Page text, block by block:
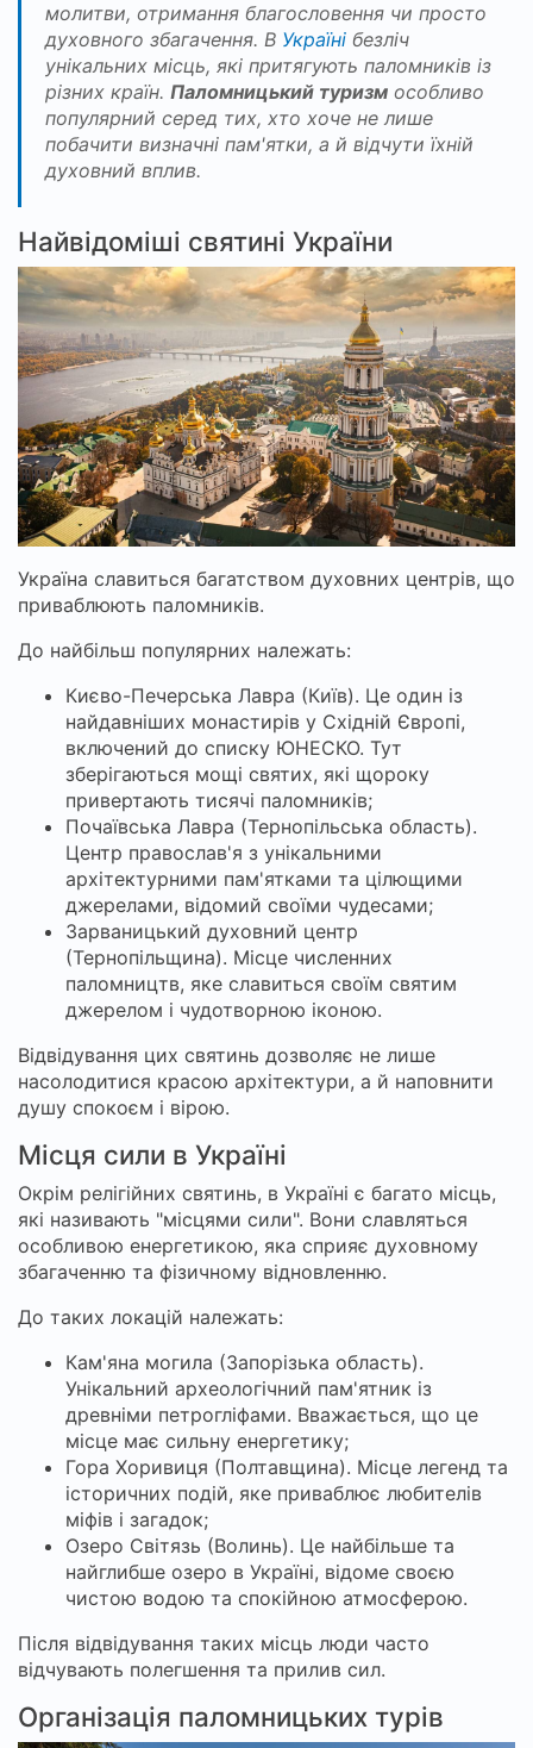
молитви, отримання благословення чи просто
духовного збагачення. В Україні безліч
унікальних місць, які притягують паломників із
різних країн. Паломницький туризм особливо
популярний серед тих, хто хоче не лише
побачити визначні пам'ятки, а й відчути їхній
духовний вплив.
Найвідоміші святині України
Україна славиться багатством духовних центрів, що
приваблюють паломників.
До найбільш популярних належать:
Києво-Печерська Лавра (Київ). Це один із
найдавніших монастирів у Східній Європі,
включений до списку ЮНЕСКО. Тут
зберігаються мощі святих, які щороку
привертають тисячі паломників;
Почаївська Лавра (Тернопільська область).
Центр православ'я з унікальними
архітектурними пам'ятками та цілющими
джерелами, відомий своїми чудесами;
Зарваницький духовний центр
(Тернопільщина). Місце численних
паломництв, яке славиться своїм святим
джерелом і чудотворною іконою.
Відвідування цих святинь дозволяє не лише
насолодитися красою архітектури, а й наповнити
душу спокоєм і вірою.
Місця сили в Україні
Окрім релігійних святинь, в Україні є багато місць,
які називають "місцями сили". Вони славляться
особливою енергетикою, яка сприяє духовному
збагаченню та фізичному відновленню.
До таких локацій належать:
Кам'яна могила (Запорізька область).
Унікальний археологічний пам'ятник із
древніми петрогліфами. Вважається, що це
місце має сильну енергетику;
Гора Хоривиця (Полтавщина). Місце легенд та
історичних подій, яке приваблює любителів
міфів і загадок;
Озеро Світязь (Волинь). Це найбільше та
найглибше озеро в Україні, відоме своєю
чистою водою та спокійною атмосферою.
Після відвідування таких місць люди часто
відчувають полегшення та прилив сил.
Організація паломницьких турів